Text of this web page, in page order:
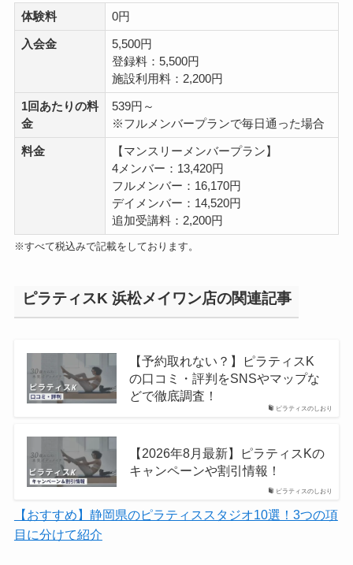
体験料 0円
入会金
5,500円
登録料：5,500円
施設利用料：2,200円
1回あたりの料
金
539円～
※フルメンバープランで毎日通った場合
料金
【マンスリーメンバープラン】
4メンバー：13,420円
フルメンバー：16,170円
デイメンバー：14,520円
追加受講料：2,200円
※すべて税込みで記載をしております。
ピラティスK 浜松メイワン店の関連記事
ピラティスのしおり
【予約取れない？】ピラティスK
の口コミ・評判をSNSやマップな
どで徹底調査！
ピラティスのしおり
【2026年8月最新】ピラティスKの
キャンペーンや割引情報！
【おすすめ】静岡県のピラティススタジオ10選！3つの項
目に分けて紹介